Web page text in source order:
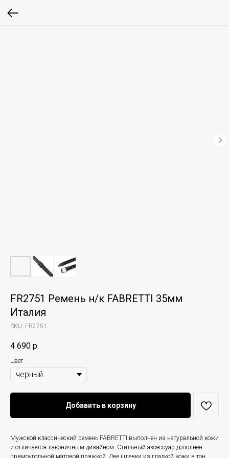
FR2751 Ремень н/к FABRETTI 35мм
Италия
SKU: FR2751
4 690 р.
Цвет
Добавить в корзину
Мужской классический ремень FABRETTI выполнен из натуральной кожи
и отличается лаконичным дизайном. Стильный аксессуар дополнен